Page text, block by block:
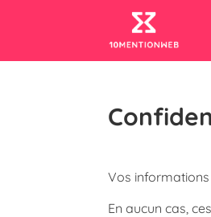
Vos
En aucun cas,